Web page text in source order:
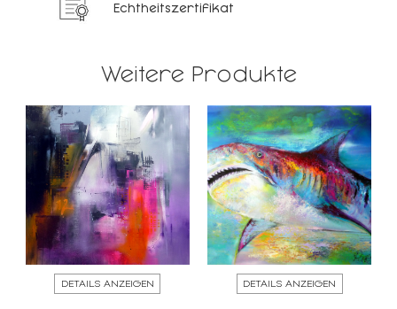
Echtheitszertifikat
Weitere Produkte
DETAILS ANZEIGEN DETAILS ANZEIGEN